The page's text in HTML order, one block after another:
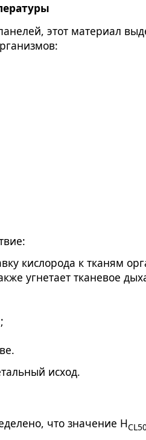
этот материал
кислорода к тканям
угнетает тканевое
исход.
что значение Н